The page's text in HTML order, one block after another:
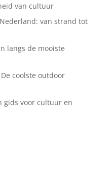
van cultuur
van strand tot
langs de mooiste
coolste outdoor
gids voor cultuur en